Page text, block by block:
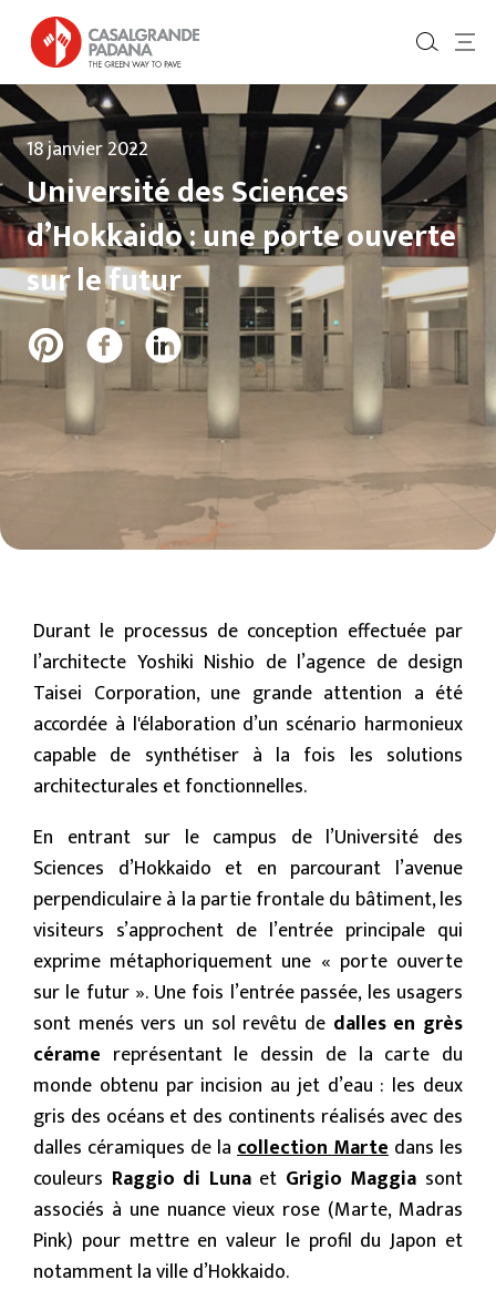
18 janvier 2022
Université des Sciences
d’Hokkaido : une porte ouverte
sur le futur
Durant le processus de conception effectuée par
l’architecte Yoshiki Nishio de l’agence de design
Taisei Corporation, une grande attention a été
accordée à l'élaboration d’un scénario harmonieux
capable de synthétiser à la fois les solutions
architecturales et fonctionnelles.
En entrant sur le campus de l’Université des
Sciences d’Hokkaido et en parcourant l’avenue
perpendiculaire à la partie frontale du bâtiment, les
visiteurs s’approchent de l’entrée principale qui
exprime métaphoriquement une « porte ouverte
sur le futur ». Une fois l’entrée passée, les usagers
sont menés vers un sol revêtu de dalles en grès
cérame représentant le dessin de la carte du
monde obtenu par incision au jet d’eau : les deux
gris des océans et des continents réalisés avec des
dalles céramiques de la collection Marte dans les
couleurs Raggio di Lunaet Grigio Maggia sont
associés à une nuance vieux rose (Marte, Madras
Pink) pour mettre en valeur le profil du Japon et
notamment la ville d’Hokkaido.